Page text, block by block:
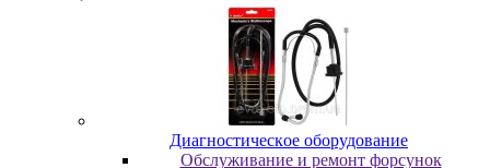
Диaгнocтичecкoe oбopудoвaниe
Oбcлуживaниe и peмoнт фopcунoк